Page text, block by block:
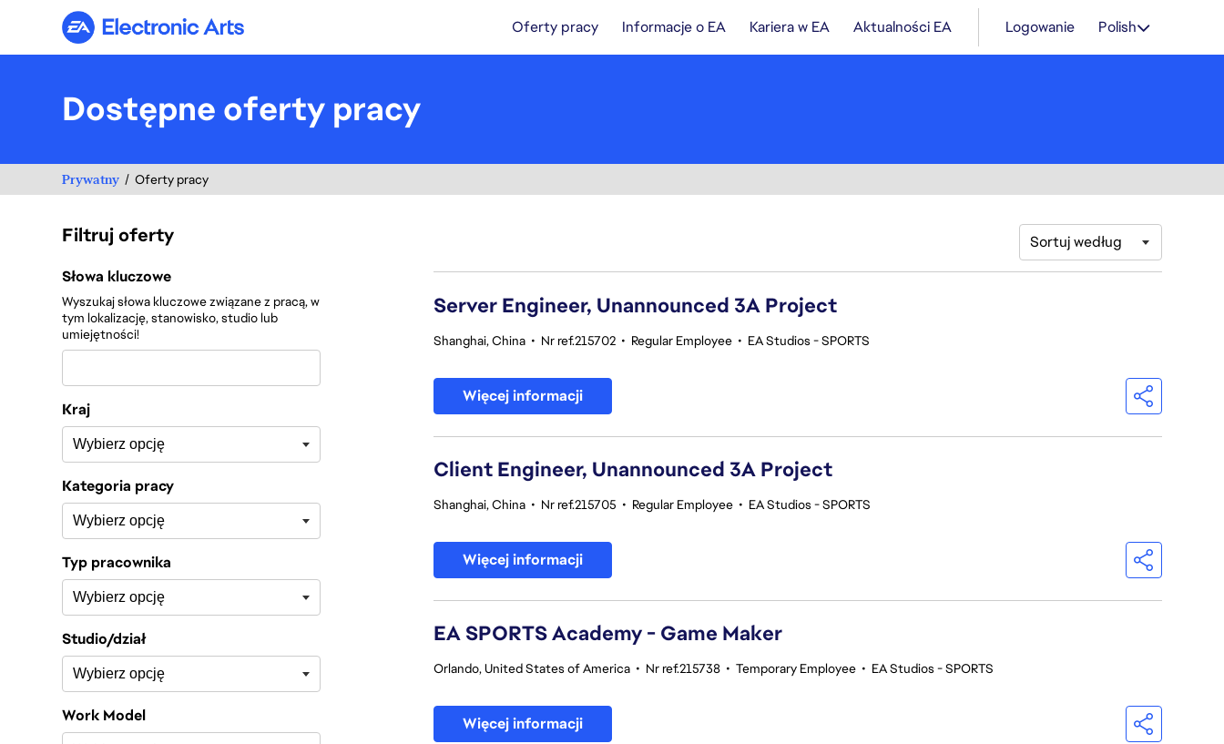
Electronic Arts Oferty pracy Informacje o EA Kariera w EA Aktualności EA Logowanie Polish
Dostępne oferty pracy
Prywatny Oferty pracy
Filtruj oferty
Filtruj oferty
Słowa kluczowe
Wyszukaj słowa kluczowe związane z pracą, w
tym lokalizację, stanowisko, studio lub
umiejętności!
Kraj
Kategoria pracy
Typ pracownika
Studio/dział
Work Model
Sortuj według
Server Engineer, Unannounced 3A Project
Shanghai, China • Nr ref.215702 • Regular Employee • EA Studios - SPORTS
Więcej informacji
Client Engineer, Unannounced 3A Project
Shanghai, China • Nr ref.215705 • Regular Employee • EA Studios - SPORTS
Więcej informacji
EA SPORTS Academy - Game Maker
Orlando, United States of America • Nr ref.215738 • Temporary Employee • EA Studios - SPORTS
Więcej informacji